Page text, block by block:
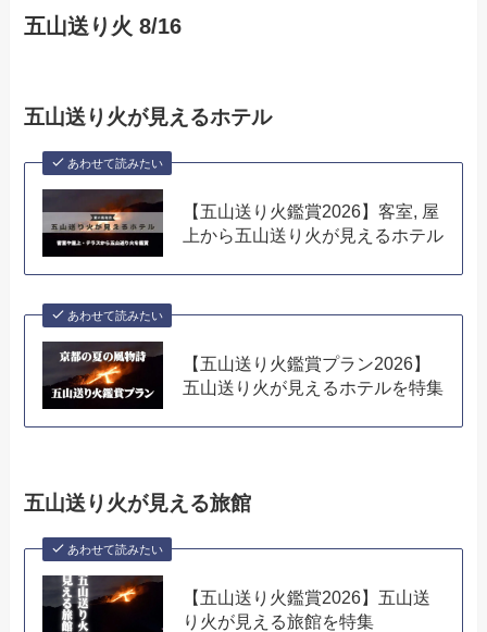
五山送り火 8/16
五山送り火が見えるホテル
あわせて読みたい
【五山送り火鑑賞2026】客室, 屋
上から五山送り火が見えるホテル
あわせて読みたい
【五山送り火鑑賞プラン2026】
五山送り火が見えるホテルを特集
五山送り火が見える旅館
あわせて読みたい
【五山送り火鑑賞2026】五山送
り火が見える旅館を特集